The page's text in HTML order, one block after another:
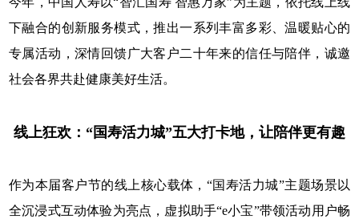
下融合的创新服务模式，推出一系列丰富多彩、温暖贴心的
专属活动，深情回馈广大客户二十年来的信任与陪伴，诚邀
社会各界共赴健康美好生活。
线上狂欢：“国寿活力城”五大打卡地，让陪伴更有趣
作为本届客户节的线上核心载体，“国寿活力城”主题场景以
全沉浸式互动体验为亮点，虚拟助手“e小宝”带领活动用户畅